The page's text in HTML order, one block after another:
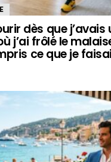
dès que j’avais
j’ai frôlé le
ce que je